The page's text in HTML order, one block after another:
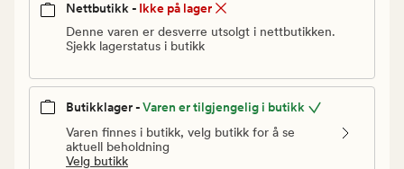
Nettbutikk - Ikke på lager
Denne varen er desverre utsolgt i nettbutikken.
Sjekk lagerstatus i butikk
Butikklager -Varen er tilgjengelig i butikk
Varen finnes i butikk, velg butikk for å se
aktuell beholdning
Velg butikk